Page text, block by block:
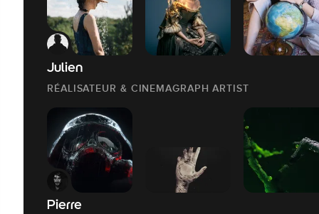
Julien
RÉALISATEUR & CINEMAGRAPH ARTIST
Pierre